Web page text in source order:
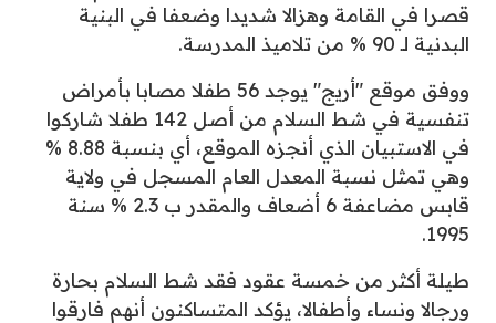
قصرا في القامة وهزالا شديدا وضعفا في البنية
البدنية لـ 90 % من تلاميذ المدرسة.
ووفق موقع "أريج" يوجد 56 طفلا مصابا بأمراض
تنفسية في شط السلام من أصل 142 طفلا شاركوا
في الاستبيان الذي أنجزه الموقع، أي بنسبة 8.88 %
وهي تمثل نسبة المعدل العام المسجل في ولاية
قابس مضاعفة 6 أضعاف والمقدر ب 2.3 % سنة
1995.
طيلة أكثر من خمسة عقود فقد شط السلام بحارة
ورجالا ونساء وأطفالا، يؤكد المتساكنون أنهم فارقوا